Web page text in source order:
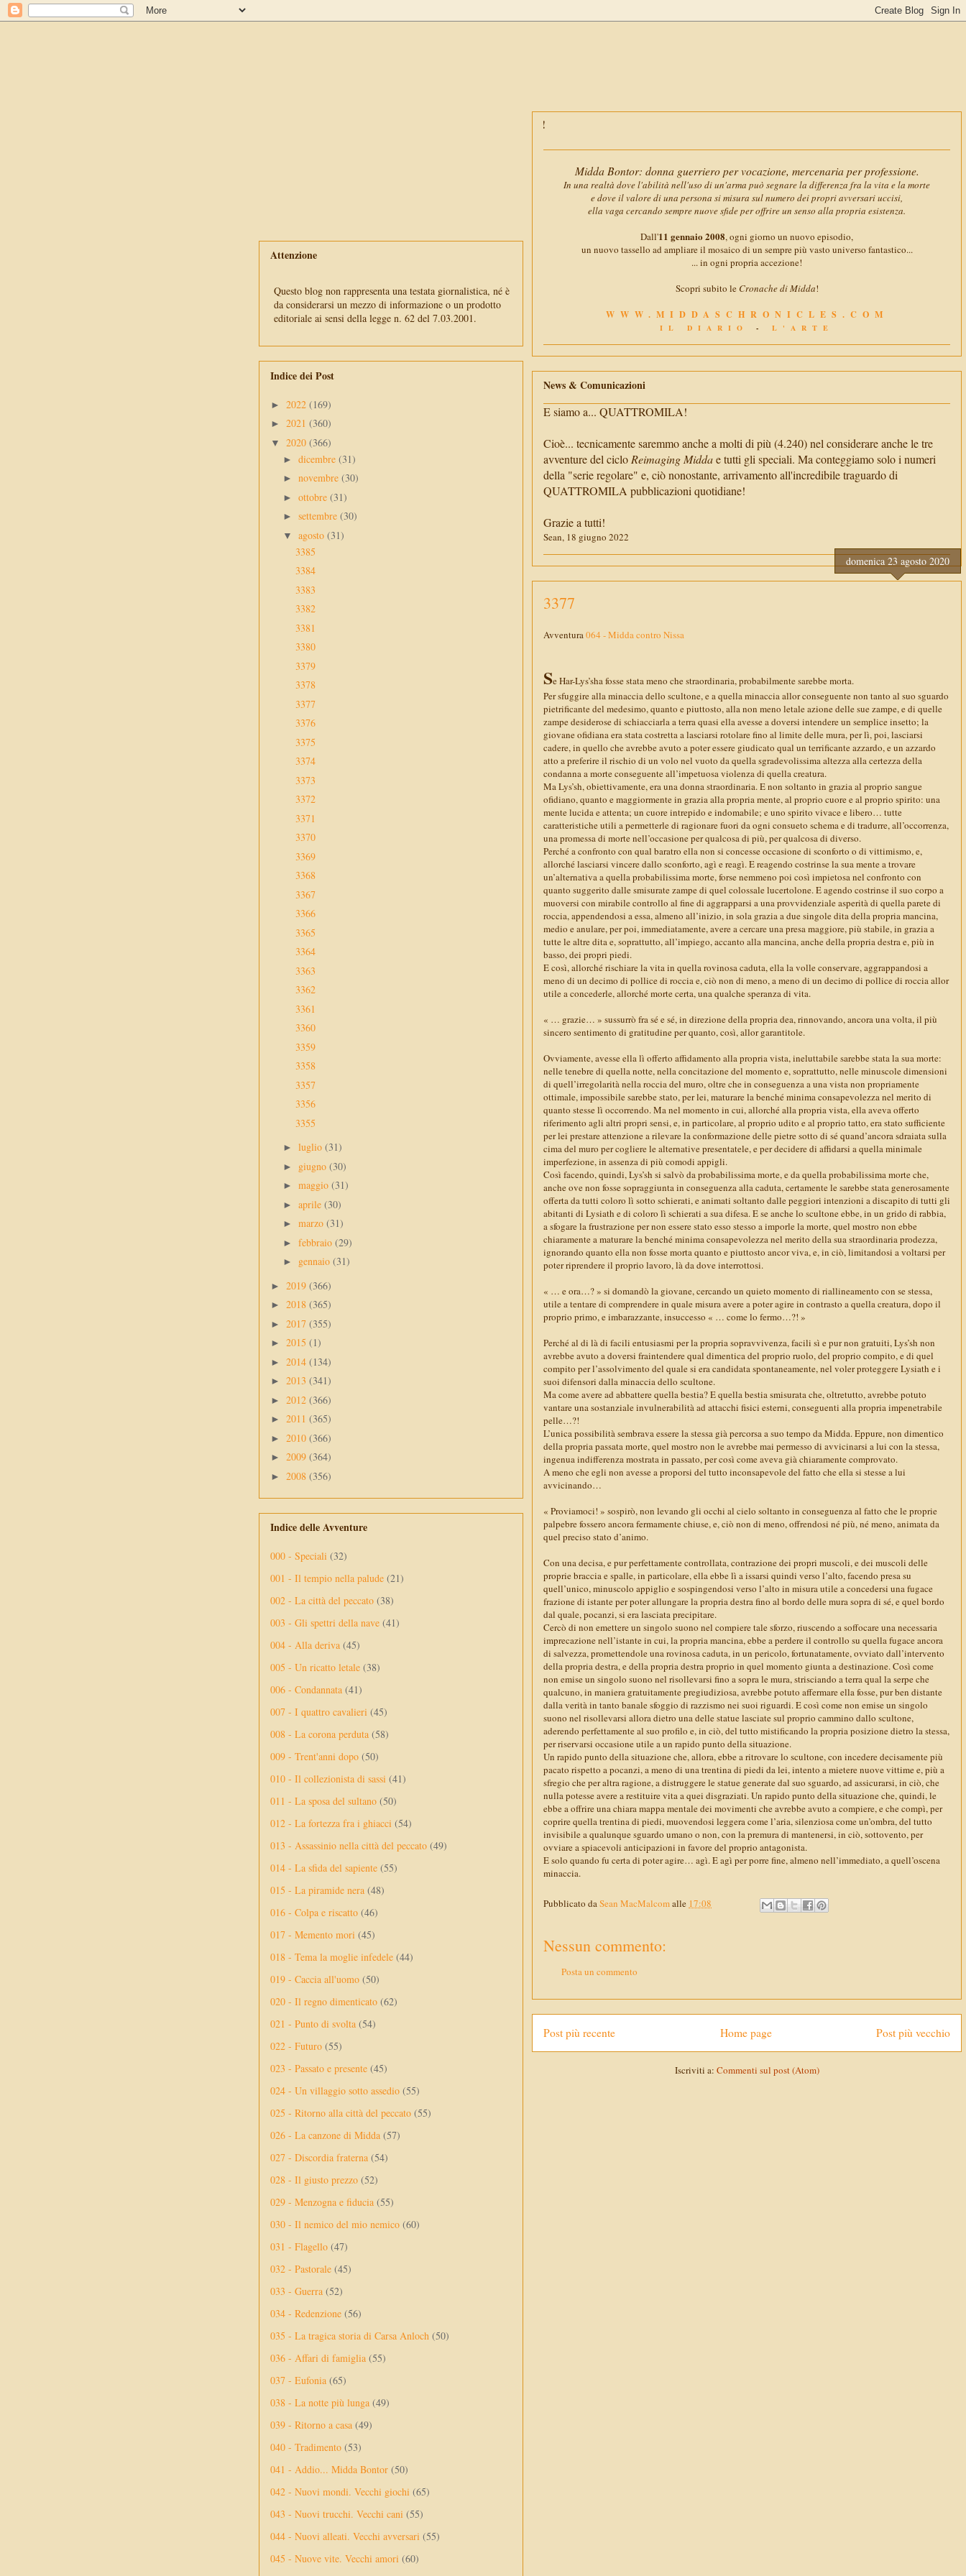
Midda Bontor: donna guerriero per vocazione, mercenaria per professione.
In una realtà dove l'abilità nell'uso di un'arma può segnare la differenza fra la vita e la morte
e dove il valore di una persona si misura sul numero dei propri avversari uccisi,
ella vaga cercando sempre nuove sfide per offrire un senso alla propria esistenza.
Dall'11 gennaio 2008, ogni giorno un nuovo episodio,
un nuovo tassello ad ampliare il mosaico di un sempre più vasto universo fantastico...
... in ogni propria accezione!
Scopri subito le Cronache di Midda!
WWW.MIDDASCHRONICLES.COM
IL DIARIO - L'ARTE
News & Comunicazioni
E siamo a... QUATTROMILA!
Cioè... tecnicamente saremmo anche a molti di più (4.240) nel considerare anche le tre
avventure del cicloReimaging Middae tutti gli speciali. Ma conteggiamo solo i numeri
della "serie regolare" e, ciò nonostante, arrivamento all'incredibile traguardo di
QUATTROMILA pubblicazioni quotidiane!
Grazie a tutti!
Sean, 18 giugno 2022
domenica 23 agosto 2020
3377
Avventura064 - Midda contro Nissa
Se Har-Lys’sha fosse stata meno che straordinaria, probabilmente sarebbe morta.
Per sfuggire alla minaccia dello scultone, e a quella minaccia allor conseguente non tanto al suo sguardo
pietrificante del medesimo, quanto e piuttosto, alla non meno letale azione delle sue zampe, e di quelle
zampe desiderose di schiacciarla a terra quasi ella avesse a doversi intendere un semplice insetto; la
giovane ofidiana era stata costretta a lasciarsi rotolare fino al limite delle mura, per lì, poi, lasciarsi
cadere, in quello che avrebbe avuto a poter essere giudicato qual un terrificante azzardo, e un azzardo
atto a preferire il rischio di un volo nel vuoto da quella sgradevolissima altezza alla certezza della
condanna a morte conseguente all’impetuosa violenza di quella creatura.
Ma Lys’sh, obiettivamente, era una donna straordinaria. E non soltanto in grazia al proprio sangue
ofidiano, quanto e maggiormente in grazia alla propria mente, al proprio cuore e al proprio spirito: una
mente lucida e attenta; un cuore intrepido e indomabile; e uno spirito vivace e libero… tutte
caratteristiche utili a permetterle di ragionare fuori da ogni consueto schema e di tradurre, all’occorrenza,
una promessa di morte nell’occasione per qualcosa di più, per qualcosa di diverso.
Perché a confronto con qual baratro ella non si concesse occasione di sconforto o di vittimismo, e,
allorché lasciarsi vincere dallo sconforto, agì e reagì. E reagendo costrinse la sua mente a trovare
un’alternativa a quella probabilissima morte, forse nemmeno poi così impietosa nel confronto con
quanto suggerito dalle smisurate zampe di quel colossale lucertolone. E agendo costrinse il suo corpo a
muoversi con mirabile controllo al fine di aggrapparsi a una provvidenziale asperità di quella parete di
roccia, appendendosi a essa, almeno all’inizio, in sola grazia a due singole dita della propria mancina,
medio e anulare, per poi, immediatamente, avere a cercare una presa maggiore, più stabile, in grazia a
tutte le altre dita e, soprattutto, all’impiego, accanto alla mancina, anche della propria destra e, più in
basso, dei propri piedi.
E così, allorché rischiare la vita in quella rovinosa caduta, ella la volle conservare, aggrappandosi a
meno di un decimo di pollice di roccia e, ciò non di meno, a meno di un decimo di pollice di roccia allor
utile a concederle, allorché morte certa, una qualche speranza di vita.
« … grazie… » sussurrò fra sé e sé, in direzione della propria dea, rinnovando, ancora una volta, il più
sincero sentimento di gratitudine per quanto, così, allor garantitole.
Ovviamente, avesse ella lì offerto affidamento alla propria vista, ineluttabile sarebbe stata la sua morte:
nelle tenebre di quella notte, nella concitazione del momento e, soprattutto, nelle minuscole dimensioni
di quell’irregolarità nella roccia del muro, oltre che in conseguenza a una vista non propriamente
ottimale, impossibile sarebbe stato, per lei, maturare la benché minima consapevolezza nel merito di
quanto stesse lì occorrendo. Ma nel momento in cui, allorché alla propria vista, ella aveva offerto
riferimento agli altri propri sensi, e, in particolare, al proprio udito e al proprio tatto, era stato sufficiente
per lei prestare attenzione a rilevare la conformazione delle pietre sotto di sé quand’ancora sdraiata sulla
cima del muro per cogliere le alternative presentatele, e per decidere di affidarsi a quella minimale
imperfezione, in assenza di più comodi appigli.
Così facendo, quindi, Lys’sh si salvò da probabilissima morte, e da quella probabilissima morte che,
anche ove non fosse sopraggiunta in conseguenza alla caduta, certamente le sarebbe stata generosamente
offerta da tutti coloro lì sotto schierati, e animati soltanto dalle peggiori intenzioni a discapito di tutti gli
abitanti di Lysiath e di coloro lì schierati a sua difesa. E se anche lo scultone ebbe, in un grido di rabbia,
a sfogare la frustrazione per non essere stato esso stesso a imporle la morte, quel mostro non ebbe
chiaramente a maturare la benché minima consapevolezza nel merito della sua straordinaria prodezza,
ignorando quanto ella non fosse morta quanto e piuttosto ancor viva, e, in ciò, limitandosi a voltarsi per
poter riprendere il proprio lavoro, là da dove interrottosi.
« … e ora…? » si domandò la giovane, cercando un quieto momento di riallineamento con se stessa,
utile a tentare di comprendere in quale misura avere a poter agire in contrasto a quella creatura, dopo il
proprio primo, e imbarazzante, insuccesso « … come lo fermo…?! »
Perché al di là di facili entusiasmi per la propria sopravvivenza, facili sì e pur non gratuiti, Lys’sh non
avrebbe avuto a doversi fraintendere qual dimentica del proprio ruolo, del proprio compito, e di quel
compito per l’assolvimento del quale si era candidata spontaneamente, nel voler proteggere Lysiath e i
suoi difensori dalla minaccia dello scultone.
Ma come avere ad abbattere quella bestia? E quella bestia smisurata che, oltretutto, avrebbe potuto
vantare una sostanziale invulnerabilità ad attacchi fisici esterni, conseguenti alla propria impenetrabile
pelle…?!
L’unica possibilità sembrava essere la stessa già percorsa a suo tempo da Midda. Eppure, non dimentico
della propria passata morte, quel mostro non le avrebbe mai permesso di avvicinarsi a lui con la stessa,
ingenua indifferenza mostrata in passato, per così come aveva già chiaramente comprovato.
A meno che egli non avesse a proporsi del tutto inconsapevole del fatto che ella si stesse a lui
avvicinando…
« Proviamoci! » sospirò, non levando gli occhi al cielo soltanto in conseguenza al fatto che le proprie
palpebre fossero ancora fermamente chiuse, e, ciò non di meno, offrendosi né più, né meno, animata da
quel preciso stato d’animo.
Con una decisa, e pur perfettamente controllata, contrazione dei propri muscoli, e dei muscoli delle
proprie braccia e spalle, in particolare, ella ebbe lì a issarsi quindi verso l’alto, facendo presa su
quell’unico, minuscolo appiglio e sospingendosi verso l’alto in misura utile a concedersi una fugace
frazione di istante per poter allungare la propria destra fino al bordo delle mura sopra di sé, e quel bordo
dal quale, pocanzi, si era lasciata precipitare.
Cercò di non emettere un singolo suono nel compiere tale sforzo, riuscendo a soffocare una necessaria
imprecazione nell’istante in cui, la propria mancina, ebbe a perdere il controllo su quella fugace ancora
di salvezza, promettendole una rovinosa caduta, in un pericolo, fortunatamente, ovviato dall’intervento
della propria destra, e della propria destra proprio in quel momento giunta a destinazione. Così come
non emise un singolo suono nel risollevarsi fino a sopra le mura, strisciando a terra qual la serpe che
qualcuno, in maniera gratuitamente pregiudiziosa, avrebbe potuto affermare ella fosse, pur ben distante
dalla verità in tanto banale sfoggio di razzismo nei suoi riguardi. E così come non emise un singolo
suono nel risollevarsi allora dietro una delle statue lasciate sul proprio cammino dallo scultone,
aderendo perfettamente al suo profilo e, in ciò, del tutto mistificando la propria posizione dietro la stessa,
per riservarsi occasione utile a un rapido punto della situazione.
Un rapido punto della situazione che, allora, ebbe a ritrovare lo scultone, con incedere decisamente più
pacato rispetto a pocanzi, a meno di una trentina di piedi da lei, intento a mietere nuove vittime e, più a
sfregio che per altra ragione, a distruggere le statue generate dal suo sguardo, ad assicurarsi, in ciò, che
nulla potesse avere a restituire vita a quei disgraziati. Un rapido punto della situazione che, quindi, le
ebbe a offrire una chiara mappa mentale dei movimenti che avrebbe avuto a compiere, e che compì, per
coprire quella trentina di piedi, muovendosi leggera come l’aria, silenziosa come un’ombra, del tutto
invisibile a qualunque sguardo umano o non, con la premura di mantenersi, in ciò, sottovento, per
ovviare a spiacevoli anticipazioni in favore del proprio antagonista.
E solo quando fu certa di poter agire… agì. E agì per porre fine, almeno nell’immediato, a quell’oscena
minaccia.
Pubblicato daSean MacMalcomalle 17:08
Nessun commento:
Posta un commento
Post più recente Post più vecchio
Home page
Iscriviti a: Commenti sul post (Atom)
Attenzione
Questo blog non rappresenta una testata giornalistica, né è
da considerarsi un mezzo di informazione o un prodotto
editoriale ai sensi della legge n. 62 del 7.03.2001.
Indice dei Post
► 2022 (169)
► 2021 (360)
▼ 2020 (366)
► dicembre (31)
► novembre (30)
► ottobre (31)
► settembre (30)
▼ agosto (31)
3385
3384
3383
3382
3381
3380
3379
3378
3377
3376
3375
3374
3373
3372
3371
3370
3369
3368
3367
3366
3365
3364
3363
3362
3361
3360
3359
3358
3357
3356
3355
► luglio (31)
► giugno (30)
► maggio (31)
► aprile (30)
► marzo (31)
► febbraio (29)
► gennaio (31)
► 2019 (366)
► 2018 (365)
► 2017 (355)
► 2015 (1)
► 2014 (134)
► 2013 (341)
► 2012 (366)
► 2011 (365)
► 2010 (366)
► 2009 (364)
► 2008 (356)
Indice delle Avventure
000 - Speciali (32)
001 - Il tempio nella palude (21)
002 - La città del peccato (38)
003 - Gli spettri della nave (41)
004 - Alla deriva (45)
005 - Un ricatto letale (38)
006 - Condannata (41)
007 - I quattro cavalieri (45)
008 - La corona perduta (58)
009 - Trent'anni dopo (50)
010 - Il collezionista di sassi (41)
011 - La sposa del sultano (50)
012 - La fortezza fra i ghiacci (54)
013 - Assassinio nella città del peccato (49)
014 - La sfida del sapiente (55)
015 - La piramide nera (48)
016 - Colpa e riscatto (46)
017 - Memento mori (45)
018 - Tema la moglie infedele (44)
019 - Caccia all'uomo (50)
020 - Il regno dimenticato (62)
021 - Punto di svolta (54)
022 - Futuro (55)
023 - Passato e presente (45)
024 - Un villaggio sotto assedio (55)
025 - Ritorno alla città del peccato (55)
026 - La canzone di Midda (57)
027 - Discordia fraterna (54)
028 - Il giusto prezzo (52)
029 - Menzogna e fiducia (55)
030 - Il nemico del mio nemico (60)
031 - Flagello (47)
032 - Pastorale (45)
033 - Guerra (52)
034 - Redenzione (56)
035 - La tragica storia di Carsa Anloch (50)
036 - Affari di famiglia (55)
037 - Eufonia (65)
038 - La notte più lunga (49)
039 - Ritorno a casa (49)
040 - Tradimento (53)
041 - Addio... Midda Bontor (50)
042 - Nuovi mondi. Vecchi giochi (65)
043 - Nuovi trucchi. Vecchi cani (55)
044 - Nuovi alleati. Vecchi avversari (55)
045 - Nuove vite. Vecchi amori (60)